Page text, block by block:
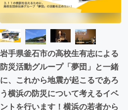
ビジネス・起業
まちづくり・地域活性化
CAMPFIRE for Social Good
CAMPFIREふるさと納税
岩手県釜石市の高校生有志による
防災活動グループ「夢団」と一緒
に、これから地震が起こるであろ
う横浜の防災について考えるイベ
ントを行います！横浜の若者から